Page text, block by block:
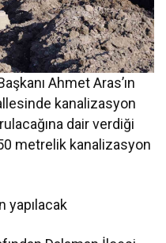
Ahmet Aras’ın
kanalizasyon
dair verdiği
metrelik kanalizasyon
yapılacak